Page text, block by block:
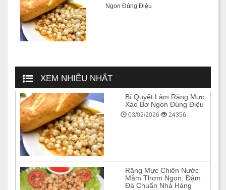
Ngon Đúng Điệu
XEM NHIỀU NHẤT
Bí Quyết Làm Răng Mực
Xào Bơ Ngon Đúng Điệu
03/02/2026 24356
Răng Mực Chiên Nước
Mắm Thơm Ngon, Đậm
Đà Chuẩn Nhà Hàng